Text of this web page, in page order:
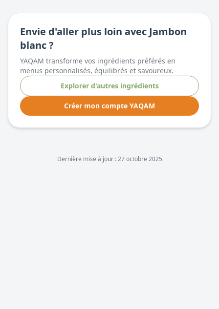
Envie d'aller plus loin avec Jambon
blanc?
YAQAM transforme vos ingrédients préférés en
menus personnalisés, équilibrés et savoureux.
Explorer d'autres ingrédients
Créer mon compte YAQAM
Dernière mise à jour :27 octobre 2025